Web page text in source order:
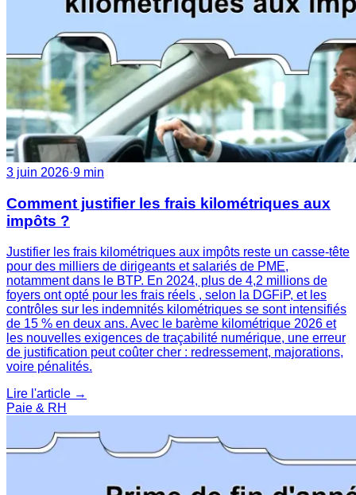
3 juin 2026·9 min
Comment justifier les frais kilométriques aux
impôts ?
Justifier les frais kilométriques aux impôts reste un casse-tête
pour des milliers de dirigeants et salariés de PME,
notamment dans le BTP. En 2024, plus de 4,2 millions de
foyers ont opté pour les frais réels , selon la DGFiP, et les
contrôles sur les indemnités kilométriques se sont intensifiés
de 15 % en deux ans. Avec le barème kilométrique 2026 et
les nouvelles exigences de traçabilité numérique, une erreur
de justification peut coûter cher : redressement, majorations,
voire pénalités.
Lire l'article →
Paie & RH